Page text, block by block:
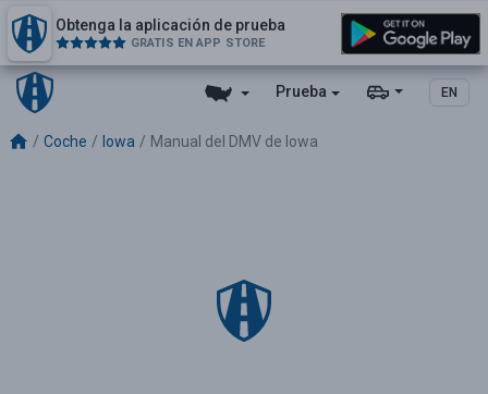
Prueba EN
Obtenga la aplicación de prueba
GRATIS EN APP STORE
Coche Iowa Manual del DMV de Iowa